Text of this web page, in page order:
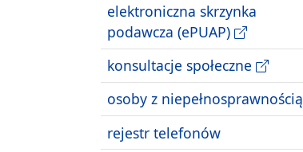
elektroniczna skrzynka
podawcza (ePUAP)
konsultacje społeczne
osoby z niepełnosprawnością
rejestr telefonów